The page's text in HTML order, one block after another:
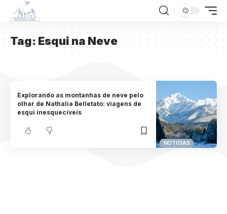
Tag: Esqui na Neve
NOTICIAS
Explorando as montanhas de neve pelo
olhar de Nathalia Belletato: viagens de
esqui inesquecíveis